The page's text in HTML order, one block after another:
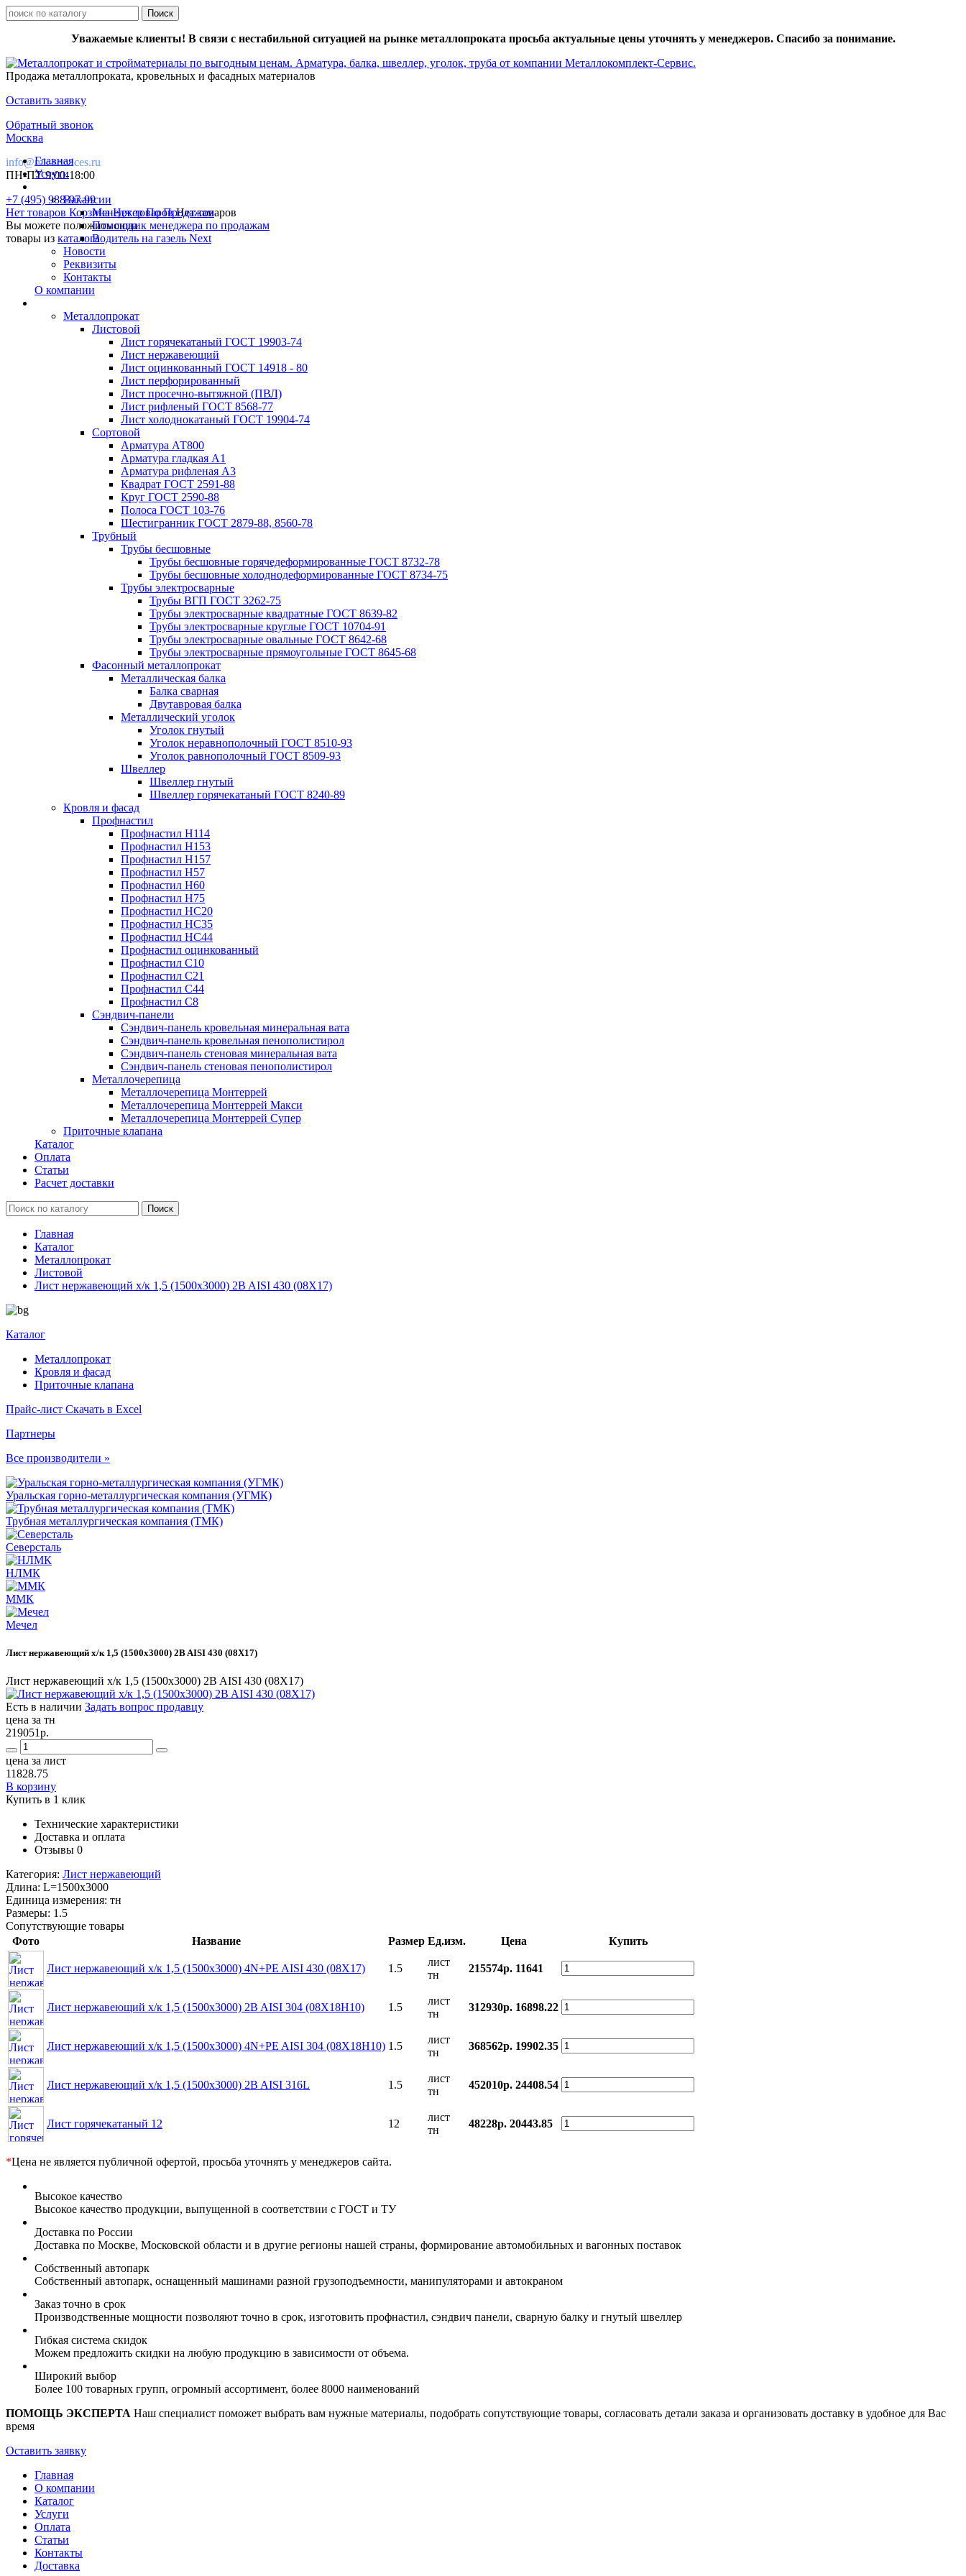
Уважаемые клиенты! В связи с нестабильной ситуацией на рынке металлопроката просьба актуальные цены уточнять у менеджеров. Спасибо за понимание.
Продажа металлопроката, кровельных и фасадных материалов
Оставить заявку
Обратный звонок
Москва
info@mk-services.ru
ПН-ПТ 9:00-18:00
+7 (495) 988-97-99
Нет товаров КорзинаНет товаровНет товаров
Вы можете положить сюда
товары из каталога
Главная
Услуги
Вакансии
Менеджер По Продажам
Помощник менеджера по продажам
Водитель на газель Next
Новости
Реквизиты
Контакты
О компании
Металлопрокат
Листовой
Лист горячекатаный ГОСТ 19903-74
Лист нержавеющий
Лист оцинкованный ГОСТ 14918 - 80
Лист перфорированный
Лист просечно-вытяжной (ПВЛ)
Лист рифленый ГОСТ 8568-77
Лист холоднокатаный ГОСТ 19904-74
Сортовой
Арматура АТ800
Арматура гладкая А1
Арматура рифленая А3
Квадрат ГОСТ 2591-88
Круг ГОСТ 2590-88
Полоса ГОСТ 103-76
Шестигранник ГОСТ 2879-88, 8560-78
Трубный
Трубы бесшовные
Трубы бесшовные горячедеформированные ГОСТ 8732-78
Трубы бесшовные холоднодеформированные ГОСТ 8734-75
Трубы электросварные
Трубы ВГП ГОСТ 3262-75
Трубы электросварные квадратные ГОСТ 8639-82
Трубы электросварные круглые ГОСТ 10704-91
Трубы электросварные овальные ГОСТ 8642-68
Трубы электросварные прямоугольные ГОСТ 8645-68
Фасонный металлопрокат
Металлическая балка
Балка сварная
Двутавровая балка
Металлический уголок
Уголок гнутый
Уголок неравнополочный ГОСТ 8510-93
Уголок равнополочный ГОСТ 8509-93
Швеллер
Швеллер гнутый
Швеллер горячекатаный ГОСТ 8240-89
Кровля и фасад
Профнастил
Профнастил Н114
Профнастил Н153
Профнастил Н157
Профнастил Н57
Профнастил Н60
Профнастил Н75
Профнастил НС20
Профнастил НС35
Профнастил НС44
Профнастил оцинкованный
Профнастил С10
Профнастил С21
Профнастил С44
Профнастил С8
Сэндвич-панели
Сэндвич-панель кровельная минеральная вата
Сэндвич-панель кровельная пенополистирол
Сэндвич-панель стеновая минеральная вата
Сэндвич-панель стеновая пенополистирол
Металлочерепица
Металлочерепица Монтеррей
Металлочерепица Монтеррей Макси
Металлочерепица Монтеррей Супер
Приточные клапана
Каталог
Оплата
Статьи
Расчет доставки
Главная
Каталог
Металлопрокат
Листовой
Лист нержавеющий х/к 1,5 (1500х3000) 2B AISI 430 (08Х17)
Каталог
Металлопрокат
Кровля и фасад
Приточные клапана
Прайс-лист Скачать в Excel
Партнеры
Все производители »
Уральская горно-металлургическая компания (УГМК)
Трубная металлургическая компания (ТМК)
Северсталь
НЛМК
ММК
Мечел
Лист нержавеющий х/к 1,5 (1500х3000) 2B AISI 430 (08Х17)
Лист нержавеющий х/к 1,5 (1500х3000) 2B AISI 430 (08Х17)
Есть в наличии Задать вопрос продавцу
цена за тн
219051р.
цена за лист
11828.75
В корзину
Купить в 1 клик
Технические характеристики
Доставка и оплата
Отзывы 0
Категория: Лист нержавеющий
Длина: L=1500x3000
Единица измерения: тн
Размеры: 1.5
Сопутствующие товары
Фото
Название Размер Ед.изм. Цена Купить
Лист нержавеющий х/к 1,5 (1500х3000) 4N+PE AISI 430 (08Х17) 1.5
лист
тн
215574р. 11641
Лист нержавеющий х/к 1,5 (1500х3000) 2B AISI 304 (08Х18Н10) 1.5
лист
тн
312930р. 16898.22
Лист нержавеющий х/к 1,5 (1500х3000) 4N+PE AISI 304 (08Х18Н10) 1.5
лист
тн
368562р. 19902.35
Лист нержавеющий х/к 1,5 (1500х3000) 2B AISI 316L 1.5
лист
тн
452010р. 24408.54
Лист горячекатаный 12 12
лист
тн
48228р. 20443.85
*Цена не является публичной офертой, просьба уточнять у менеджеров сайта.
Высокое качество
Высокое качество продукции, выпущенной в соответствии с ГОСТ и ТУ
Доставка по России
Доставка по Москве, Московской области и в другие регионы нашей страны, формирование автомобильных и вагонных поставок
Собственный автопарк
Собственный автопарк, оснащенный машинами разной грузоподъемности, манипуляторами и автокраном
Заказ точно в срок
Производственные мощности позволяют точно в срок, изготовить профнастил, сэндвич панели, сварную балку и гнутый швеллер
Гибкая система скидок
Можем предложить скидки на любую продукцию в зависимости от объема.
Широкий выбор
Более 100 товарных групп, огромный ассортимент, более 8000 наименований
ПОМОЩЬ ЭКСПЕРТА Наш специалист поможет выбрать вам нужные материалы, подобрать сопутствующие товары, согласовать детали заказа и организовать доставку в удобное для Вас
время
Оставить заявку
Главная
О компании
Каталог
Услуги
Оплата
Статьи
Контакты
Доставка